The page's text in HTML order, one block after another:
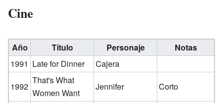
Cine
Año Título Personaje
Notas
1991 Late for Dinner
Cajera
1992
That's What
Women Want
Jennifer Corto